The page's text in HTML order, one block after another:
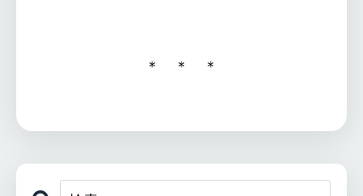
＊ ＊ ＊